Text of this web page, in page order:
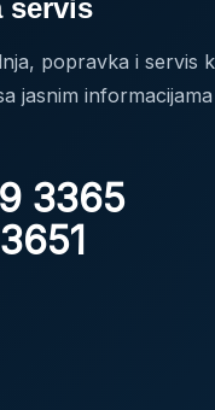
servis
popravka i servis
jasnim
3365